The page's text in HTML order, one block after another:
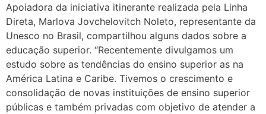
Apoiadora da iniciativa itinerante realizada pela Linha
Direta, Marlova Jovchelovitch Noleto, representante da
Unesco no Brasil, compartilhou alguns dados sobre a
educação superior. “Recentemente divulgamos um
estudo sobre as tendências do ensino superior as na
América Latina e Caribe. Tivemos o crescimento e
consolidação de novas instituições de ensino superior
públicas e também privadas com objetivo de atender a